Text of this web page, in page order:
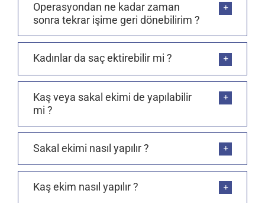
Operasyondan ne kadar zaman
sonra tekrar işime geri dönebilirim ?
Kadınlar da saç ektirebilir mi ?
Kaş veya sakal ekimi de yapılabilir
mi ?
Sakal ekimi nasıl yapılır ?
Kaş ekim nasıl yapılır ?